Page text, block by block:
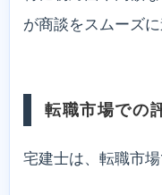
が商談をスムーズ
転職市場での
宅建士は、転職市